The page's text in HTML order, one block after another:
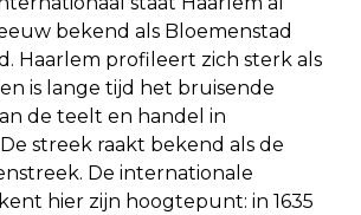
bekend als Bloemenstad
Haarlem profileert zich sterk als
is lange tijd het bruisende
de teelt en handel in
streek raakt bekend als de
De internationale
hier zijn hoogtepunt: in 1635